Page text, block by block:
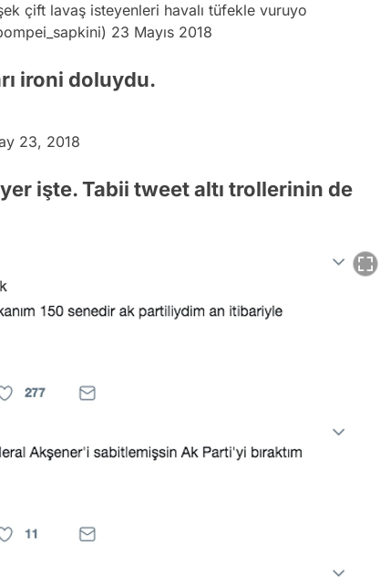
çift lavaş isteyenleri havalı tüfekle vuruyo
23 Mayıs 2018
ironi doluydu.
23, 2018
işte. Tabii tweet altı trollerinin de